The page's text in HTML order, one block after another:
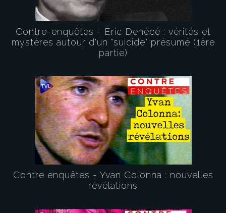
Contre-enquêtes - Eric Denécé : vérités et
mystères autour d'un "suicide" présumé (1ère
partie)
Contre enquêtes - Yvan Colonna : nouvelles
révélations